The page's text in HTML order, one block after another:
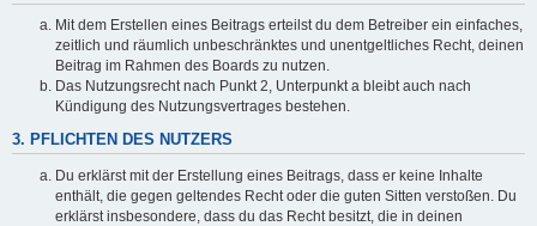
Mit dem Erstellen eines Beitrags erteilst du dem Betreiber ein einfaches,
zeitlich und räumlich unbeschränktes und unentgeltliches Recht, deinen
Beitrag im Rahmen des Boards zu nutzen.
Das Nutzungsrecht nach Punkt 2, Unterpunkt a bleibt auch nach
Kündigung des Nutzungsvertrages bestehen.
3. PFLICHTEN DES NUTZERS
Du erklärst mit der Erstellung eines Beitrags, dass er keine Inhalte
enthält, die gegen geltendes Recht oder die guten Sitten verstoßen. Du
erklärst insbesondere, dass du das Recht besitzt, die in deinen